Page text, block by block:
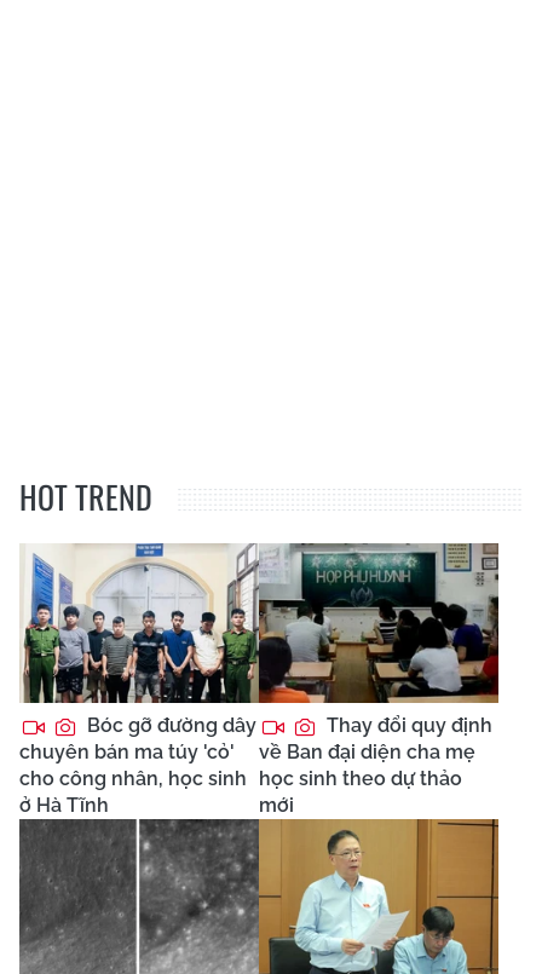
HOT TREND
Bóc gỡ đường dây
chuyên bán ma túy 'cỏ'
cho công nhân, học sinh
ở Hà Tĩnh
Thay đổi quy định
về Ban đại diện cha mẹ
học sinh theo dự thảo
mới